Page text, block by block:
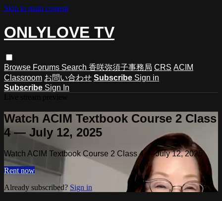
Skip to main content
ONLYLOVE TV
Browse Forums Search 香咲弥須子事務局 CRS ACIM
Classroom お問い合わせ Subscribe Sign in
Subscribe Sign In
Watch ACIM Textbook Course 2 Class
4 — July 12, 2025
Watch ACIM Textbook Course 2 Class 4 — July 12, 2025
Rent now
Already subscribed? Sign in